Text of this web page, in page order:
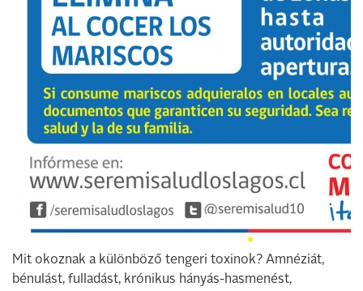
Mit okoznak a különböző tengeri toxinok? Amnéziát,
bénulást, fulladást, krónikus hányás-hasmenést,